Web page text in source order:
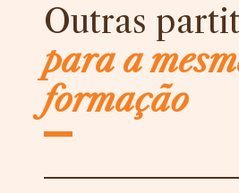
Outras
para a
formação